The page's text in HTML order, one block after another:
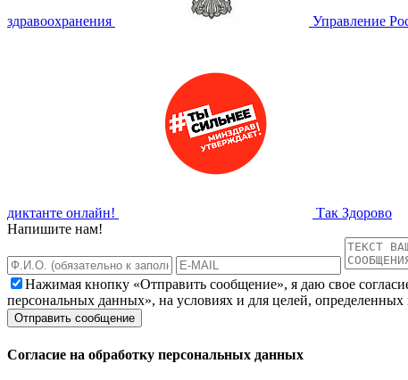
здравоохранения Управление
диктанте онлайн!
Так Здорово
Напишите нам!
Нажимая кнопку «Отправить сообщение», я даю свое
персональных данных», на условиях и для целей,
Согласие на обработку персональных данных